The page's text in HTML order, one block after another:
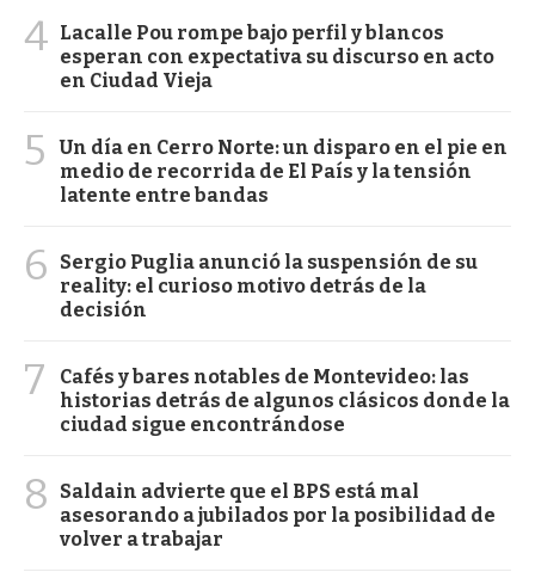
4 Lacalle Pou rompe bajo perfil y blancos
esperan con expectativa su discurso en acto
en Ciudad Vieja
5
Un día en Cerro Norte: un disparo en el pie en
medio de recorrida de El País y la tensión
latente entre bandas
6
Sergio Puglia anunció la suspensión de su
reality: el curioso motivo detrás de la
decisión
7
Cafés y bares notables de Montevideo: las
historias detrás de algunos clásicos donde la
ciudad sigue encontrándose
8
Saldain advierte que el BPS está mal
asesorando a jubilados por la posibilidad de
volver a trabajar